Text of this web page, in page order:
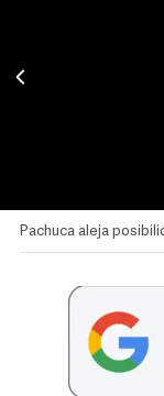
Pachuca aleja